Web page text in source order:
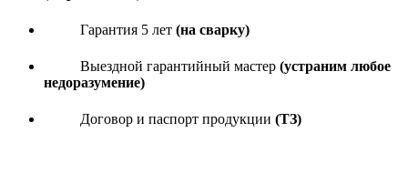
Гарантия 5 лет (на сварку)
Выездной гарантийный мастер (устраним любое
недоразумение)
Договор и паспорт продукции (ТЗ)